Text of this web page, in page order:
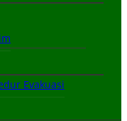
Evakuasi